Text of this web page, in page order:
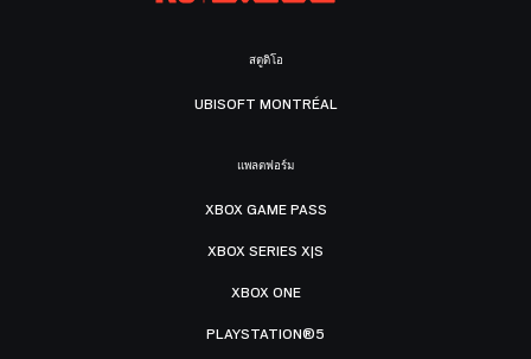
สตูดิโอ
UBISOFT MONTRÉAL
แพลตฟอร์ม
XBOX GAME PASS
XBOX SERIES X|S
XBOX ONE
PLAYSTATION®5